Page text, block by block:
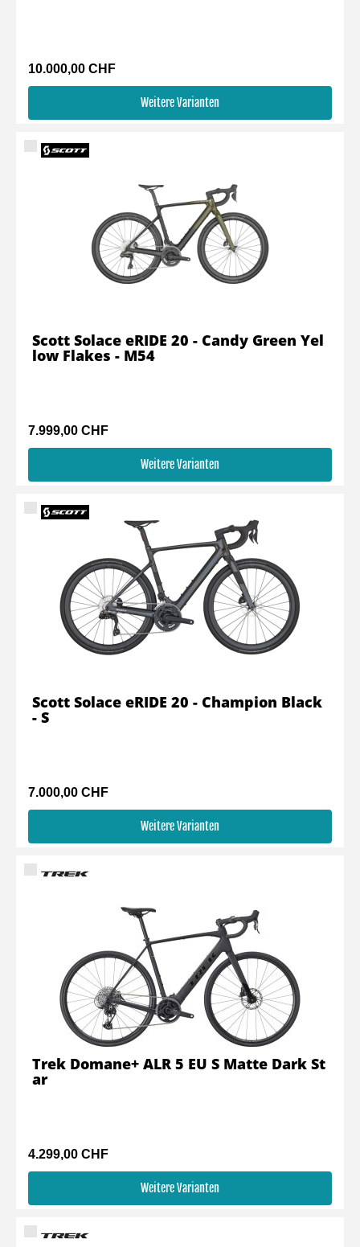
10.000,00 CHF
Weitere Varianten
7.999,00 CHF
Weitere Varianten
Scott Solace eRIDE 20 - Candy Green Yel
low Flakes - M54
7.000,00 CHF
Weitere Varianten
Scott Solace eRIDE 20 - Champion Black
- S
4.299,00 CHF
Weitere Varianten
Trek Domane+ ALR 5 EU S Matte Dark St
ar